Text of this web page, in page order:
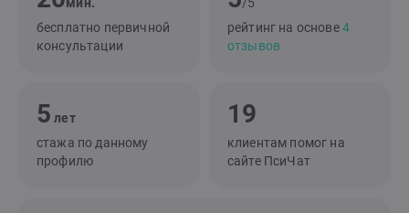
мин.
бесплатно первичной
консультации
/5
рейтинг на основе4
отзывов
5 лет
стажа по данному
профилю
19
клиентам помог на
сайте ПсиЧат